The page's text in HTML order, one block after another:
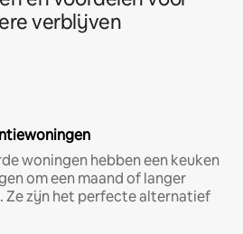
verblijven
woningen hebben een keuken
om een maand of langer
Ze zijn het perfecte alternatief